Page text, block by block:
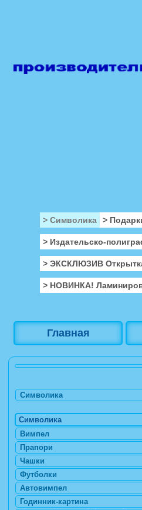
> Символика >
> Издательско-
> ЭКСКЛЮЗИВ
> НОВИНКА!
Главная
Символика
Символика
Вимпел
Прапори
Чашки
Футболки
Автовимпел
Годинник-картина